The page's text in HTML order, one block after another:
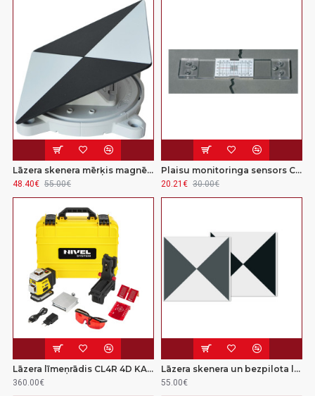
Lāzera skenera mērķis magnētiskais RSL-X90M
48.40€ 55.00€
Plaisu monitoringa sensors Crack Spy (divos virzienos) 101-RS1
20.21€ 30.00€
Lāzera līmeņrādis CL4R 4D KALIBRĒTS
360.00€
Lāzera skenera un bezpilota lidaparāta marka (40x40)
55.00€